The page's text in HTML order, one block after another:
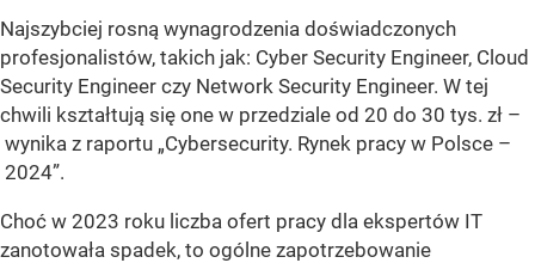
Najszybciej rosną wynagrodzenia doświadczonych
profesjonalistów, takich jak: Cyber Security Engineer, Cloud
Security Engineer czy Network Security Engineer. W tej
chwili kształtują się one w przedziale od 20 do 30 tys. zł –
wynika z raportu „Cybersecurity. Rynek pracy w Polsce –
2024”.
Choć w 2023 roku liczba ofert pracy dla ekspertów IT
zanotowała spadek, to ogólne zapotrzebowanie